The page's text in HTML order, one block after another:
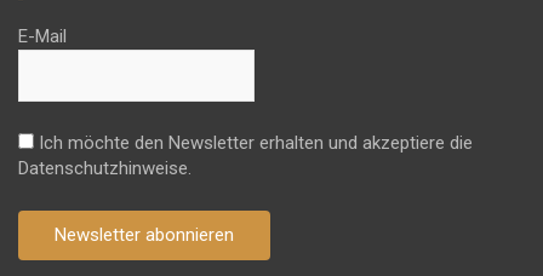
E-Mail
Ich möchte den Newsletter erhalten und akzeptiere die
Datenschutzhinweise.
Newsletter abonnieren